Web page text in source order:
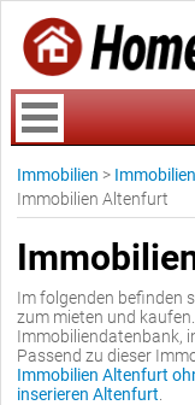
Immobilien >
Immobilien Altenfurt
Im folgenden befinden
zum mieten und
Immobiliendatenbank,
Passend zu dieser
Immobilien Altenfurt
inserieren Altenfurt